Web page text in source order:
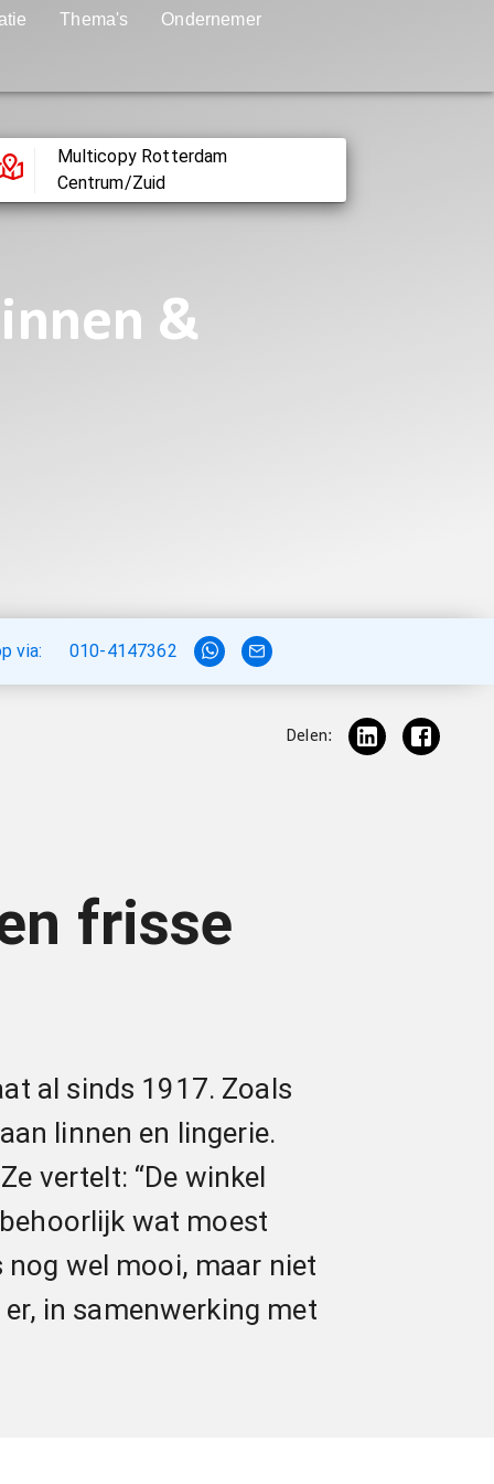
Thema's Ondernemer
Multicopy Rotterdam
Centrum/Zuid
&
via: 010-4147362
Delen:
frisse
al sinds 1917. Zoals
linnen en lingerie.
vertelt: “De winkel
wat moest
wel mooi, maar niet
in samenwerking met